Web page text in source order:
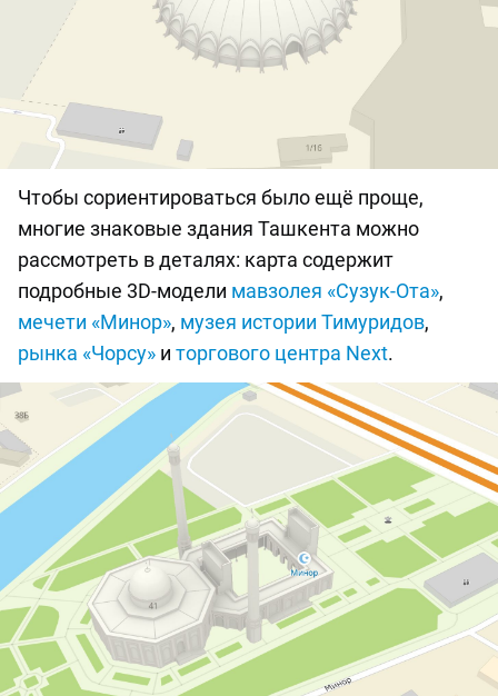
Чтобы сориентироваться было ещё проще,
многие знаковые здания Ташкента можно
рассмотреть в деталях: карта содержит
подробные 3D-модели мавзолея «Сузук-Ота»,
мечети «Минор», музея истории Тимуридов,
рынка «Чорсу» и торгового центра Next.